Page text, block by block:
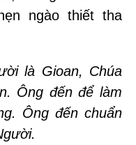
ngào thiết tha
là Gioan, Chúa
Ông đến để làm
Ông đến chuẩn